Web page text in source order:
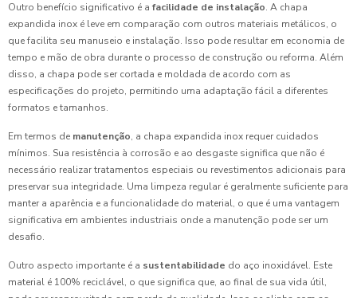
Outro benefício significativo é a facilidade de instalação. A chapa
expandida inox é leve em comparação com outros materiais metálicos, o
que facilita seu manuseio e instalação. Isso pode resultar em economia de
tempo e mão de obra durante o processo de construção ou reforma. Além
disso, a chapa pode ser cortada e moldada de acordo com as
especificações do projeto, permitindo uma adaptação fácil a diferentes
formatos e tamanhos.
Em termos de manutenção, a chapa expandida inox requer cuidados
mínimos. Sua resistência à corrosão e ao desgaste significa que não é
necessário realizar tratamentos especiais ou revestimentos adicionais para
preservar sua integridade. Uma limpeza regular é geralmente suficiente para
manter a aparência e a funcionalidade do material, o que é uma vantagem
significativa em ambientes industriais onde a manutenção pode ser um
desafio.
Outro aspecto importante é a sustentabilidade do aço inoxidável. Este
material é 100% reciclável, o que significa que, ao final de sua vida útil,